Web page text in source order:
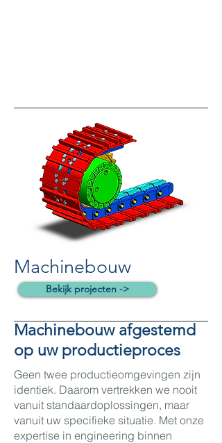
Machinebouw
Bekijk projecten ->
Machinebouw afgestemd
op uw productieproces
Geen twee productieomgevingen zijn
identiek. Daarom vertrekken we nooit
vanuit standaardoplossingen, maar
vanuit uw specifieke situatie. Met onze
expertise in engineering binnen